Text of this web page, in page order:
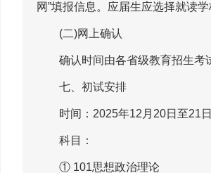
网”填报信息。应届生应选择就读
(二)网上确认
确认时间由各省级教育招生考试
七、初试安排
时间：2025年12月20日至21日
科目：
① 101思想政治理论